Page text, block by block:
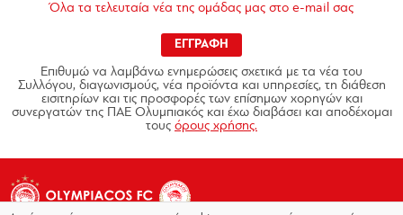
Όλα τα τελευταία νέα της ομάδας μας στο e-mail σας
ΕΓΓΡΑΦΗ
Επιθυμώ να λαμβάνω ενημερώσεις σχετικά με τα νέα του
Συλλόγου, διαγωνισμούς, νέα προϊόντα και υπηρεσίες, τη διάθεση
εισιτηρίων και τις προσφορές των επίσημων χορηγών και
συνεργατών της ΠΑΕ Ολυμπιακός και έχω διαβάσει και αποδέχομαι
τους όρους χρήσης.